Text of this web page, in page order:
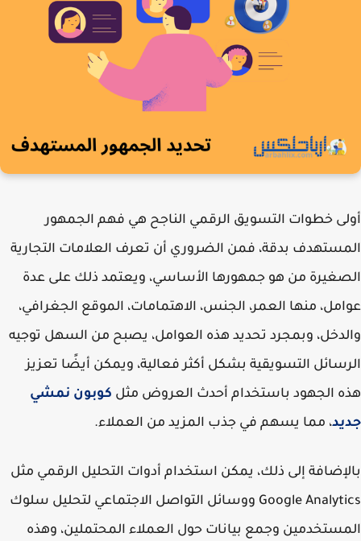
خطوات التسويق الرقمي الناجح هي فهم الجمهور
بدقة، فمن الضروري أن تعرف العلامات التجارية
من هو جمهورها الأساسي، ويعتمد ذلك على عدة
منها العمر، الجنس، الاهتمامات، الموقع الجغرافي،
وبمجرد تحديد هذه العوامل، يصبح من السهل توجيه
التسويقية بشكل أكثر فعالية، ويمكن أيضًا تعزيز
الجهود باستخدام أحدث العروض مثلكوبون نمشي
، مما يسهم في جذب المزيد من العملاء.
إلى ذلك، يمكن استخدام أدوات التحليل الرقمي مثل
Google Analytics ووسائل التواصل الاجتماعي لتحليل سلوك
وجمع بيانات حول العملاء المحتملين، وهذه